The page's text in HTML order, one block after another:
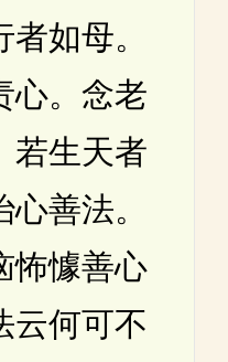
如母。
心。念老
若生天者
善法。
怖懅善心
云何可不